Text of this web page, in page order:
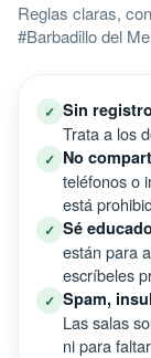
Reglas claras,
#Barbadillo del
✓ Sin
Trata a los
✓ No
teléfonos o
está
✓ Sé
están para
escríbeles
✓ Spam,
Las salas
ni para